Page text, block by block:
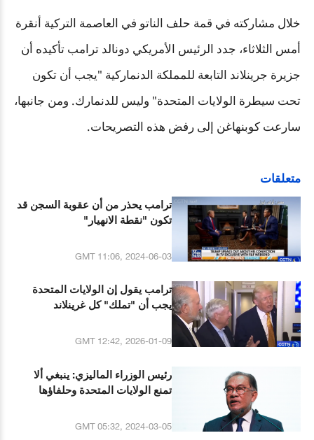
خلال مشاركته في قمة حلف الناتو في العاصمة التركية أنقرة
أمس الثلاثاء، جدد الرئيس الأمريكي دونالد ترامب تأكيده أن
جزيرة جرينلاند التابعة للمملكة الدنماركية "يجب أن تكون
تحت سيطرة الولايات المتحدة" وليس للدنمارك. ومن جانبها،
سارعت كوبنهاغن إلى رفض هذه التصريحات.
متعلقات
ترامب يحذر من أن عقوبة السجن قد
تكون "نقطة الانهيار"
GMT 11:06, 2024-06-03
ترامب يقول إن الولايات المتحدة
يجب أن "تملك" كل غرينلاند
GMT 12:42, 2026-01-09
رئيس الوزراء الماليزي: ينبغي ألا
تمنع الولايات المتحدة وحلفاؤها
للصين
GMT 05:32, 2024-03-05